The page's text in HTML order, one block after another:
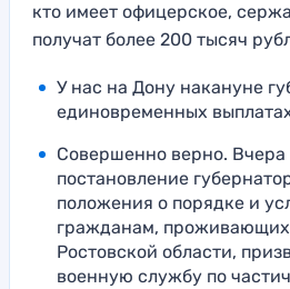
кто имеет офицерское,
получат более 200 тысяч
У нас на Дону накануне
единовременных
Совершенно верно. Вчера
постановление
положения о порядке и
гражданам,
Ростовской области,
военную службу по